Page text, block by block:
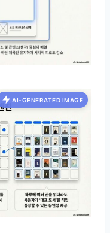
AI-GENERATED IMAGE